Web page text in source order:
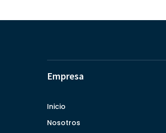
Empresa
Inicio
Nosotros